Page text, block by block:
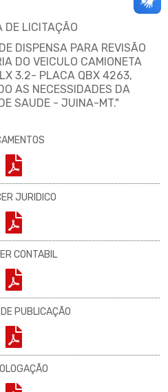
DE LICITAÇÃO
DISPENSA PARA REVISÃO
DO VEICULO CAMIONETA
3.2- PLACA QBX 4263,
AS NECESSIDADES DA
SAUDE - JUINA-MT."
JURIDICO
CONTABIL
PUBLICAÇÃO